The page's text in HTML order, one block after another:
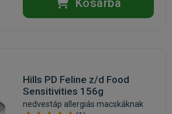
Kosárba
Hills PD Feline z/d Food
Sensitivities 156g
nedvestáp allergiás macskáknak